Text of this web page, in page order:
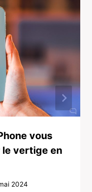
vous
vertige en
2024